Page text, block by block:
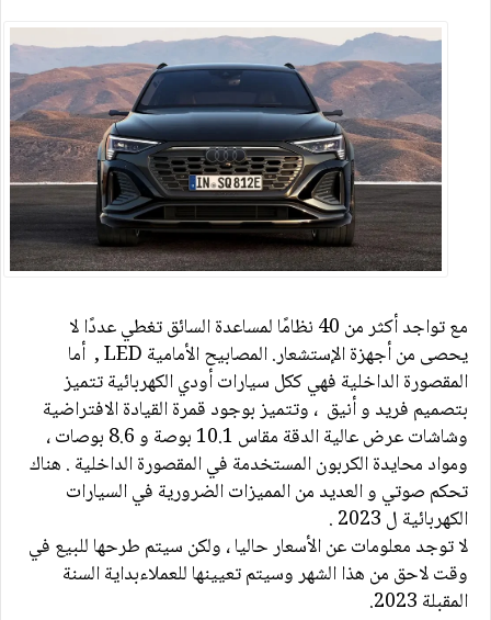
مع تواجد
أكثر من 40 نظامًا لمساعدة السائق تغطي عددًا لا
يحصى من أجهزة الإستشعار. المصابيح الأمامية , LED أما
المقصورة الداخلية فهي ككل سيارات أودي الكهربائية تتميز
بتصميم فريد و أنيق ، وتتميز بوجود قمرة القيادة الافتراضية
وشاشات عرض عالية الدقة مقاس 10.1 بوصة و 8.6 بوصات ،
ومواد محايدة الكربون المستخدمة في المقصورة الداخلية . هناك
تحكم صوتي و العديد من المميزات الضرورية في السيارات
الكهربائية ل 2023 .
لا توجد معلومات عن الأسعار حاليا ، ولكن سيتم طرحها للبيع في
وقت لاحق من هذا الشهر وسيتم تعيينها للعملاءبداية السنة
المقبلة 2023
.